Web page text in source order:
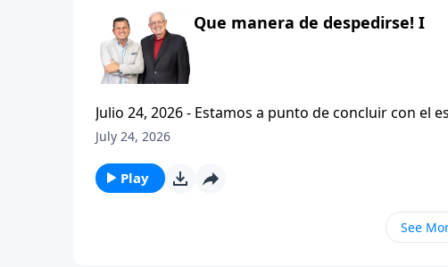
Que manera de despedirse! I
Julio 24, 2026 - Estamos a punto de concluir con el
tesalonicenses titulado: Cristianismo Contagioso. En este escrito vemos una despedida franca. En lugar de
a sus hijos espirituales con una bendicion que
July 24, 2026
Play
See